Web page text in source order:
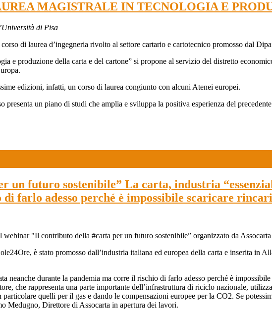
MAGISTRALE IN TECNOLOGIA E
di Pisa
di laurea d’ingegneria rivolto al settore cartario e cartotecnico promosso dal
e produzione della carta e del cartone” si propone al servizio del distretto
edizioni, infatti, un corso di laurea congiunto con alcuni Atenei europei.
presenta un piano di studi che amplia e sviluppa la positiva esperienza del
futuro sostenibile” La carta, industria
farlo adesso perché è impossibile scaricare
webinar "Il contributo della #carta per un futuro sostenibile” organizzato da
è stato promosso dall’industria italiana ed europea della carta e inserita
neanche durante la pandemia ma corre il rischio di farlo adesso perché è
che rappresenta una parte importante dell’infrastruttura di riciclo nazionale,
quelli per il gas e dando le compensazioni europee per la CO2. Se
Medugno, Direttore di Assocarta in apertura dei lavori.